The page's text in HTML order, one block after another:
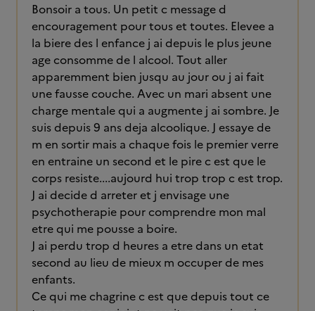
Bonsoir a tous. Un petit c message d
encouragement pour tous et toutes. Elevee a
la biere des l enfance j ai depuis le plus jeune
age consomme de l alcool. Tout aller
apparemment bien jusqu au jour ou j ai fait
une fausse couche. Avec un mari absent une
charge mentale qui a augmente j ai sombre. Je
suis depuis 9 ans deja alcoolique. J essaye de
m en sortir mais a chaque fois le premier verre
en entraine un second et le pire c est que le
corps resiste....aujourd hui trop trop c est trop.
J ai decide d arreter et j envisage une
psychotherapie pour comprendre mon mal
etre qui me pousse a boire.
J ai perdu trop d heures a etre dans un etat
second au lieu de mieux m occuper de mes
enfants.
Ce qui me chagrine c est que depuis tout ce